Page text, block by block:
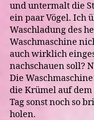
und untermalt die
ein paar Vögel. Ich
Waschladung des
Waschmaschine
auch wirklich
nachschauen soll?
Die
die Krümel auf
Tag sonst noch so
holen.